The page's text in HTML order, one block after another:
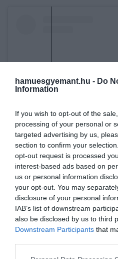
hamuesgyemant.hu - Do
Information
If you wish to opt-out of the
processing of your personal or
targeted advertising by us,
section to confirm your
opt-out request is processed
interest-based ads based on
us or personal information
your opt-out. You may
disclosure of your personal
IAB’s list of downstream
also be disclosed by us to third
Downstream Participants that
Please note that this website/
A bejegyzés